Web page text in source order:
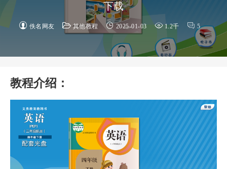
下载
佚名网友 其他教程 2025-01-03 1.2千 5
教程介绍：